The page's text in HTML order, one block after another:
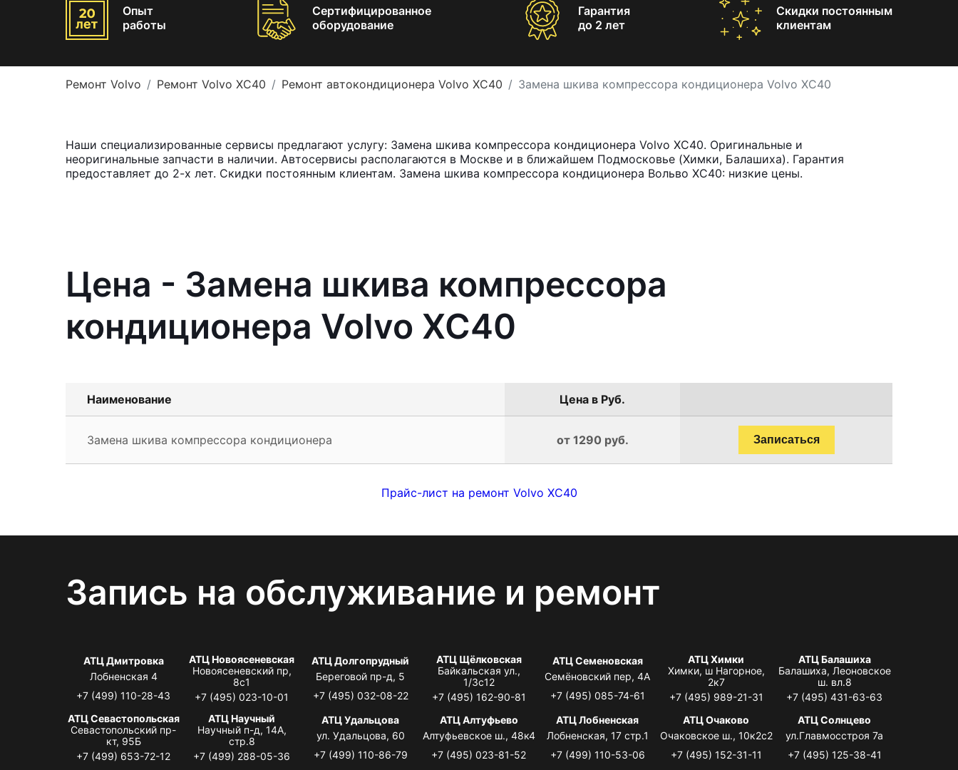
Опыт
работы
Сертифицированное
оборудование
Гарантия
до 2 лет
Скидки постоянным
клиентам
Ремонт Volvo Ремонт Volvo XC40 Ремонт автокондиционера Volvo XC40 Замена шкива компрессора кондиционера Volvo XC40
Наши специализированные сервисы предлагают услугу: Замена шкива компрессора кондиционера Volvo XC40. Оригинальные и
неоригинальные запчасти в наличии. Автосервисы располагаются в Москве и в ближайшем Подмосковье (Химки, Балашиха). Гарантия
предоставляет до 2-х лет. Скидки постоянным клиентам. Замена шкива компрессора кондиционера Вольво ХС40: низкие цены.
Цена - Замена шкива компрессора
кондиционера Volvo XC40
Наименование Цена в Руб.
Замена шкива компрессора кондиционера от 1290 руб. Записаться
Прайс-лист на ремонт Volvo XC40
Запись на обслуживание и ремонт
АТЦ Дмитровка
Лобненская 4
+7 (499) 110-28-43
АТЦ Новоясеневская
Новоясеневский пр,
8с1
+7 (495) 023-10-01
АТЦ Долгопрудный
Береговой пр-д, 5
+7 (495) 032-08-22
АТЦ Щёлковская
Байкальская ул.,
1/3с12
+7 (495) 162-90-81
АТЦ Семеновская
Семёновский пер, 4А
+7 (495) 085-74-61
АТЦ Химки
Химки, ш Нагорное,
2к7
+7 (495) 989-21-31
АТЦ Балашиха
Балашиха, Леоновское
ш. вл.8
+7 (495) 431-63-63
АТЦ Севастопольская
Севастопольский пр-
кт, 95Б
+7 (499) 653-72-12
АТЦ Научный
Научный п-д, 14А,
стр.8
+7 (499) 288-05-36
АТЦ Удальцова
ул. Удальцова, 60
+7 (499) 110-86-79
АТЦ Алтуфьево
Алтуфьевское ш., 48к4
+7 (495) 023-81-52
АТЦ Лобненская
Лобненская, 17 стр.1
+7 (499) 110-53-06
АТЦ Очаково
Очаковское ш., 10к2с2
+7 (495) 152-31-11
АТЦ Солнцево
ул.Главмосстроя 7а
+7 (495) 125-38-41